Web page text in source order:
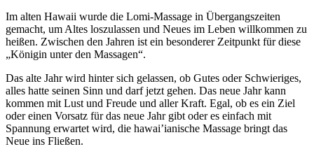
Im alten Hawaii wurde die Lomi-Massage in Übergangszeiten
gemacht, um Altes loszulassen und Neues im Leben willkommen zu
heißen. Zwischen den Jahren ist ein besonderer Zeitpunkt für diese
„Königin unter den Massagen“.
Das alte Jahr wird hinter sich gelassen, ob Gutes oder Schwieriges,
alles hatte seinen Sinn und darf jetzt gehen. Das neue Jahr kann
kommen mit Lust und Freude und aller Kraft. Egal, ob es ein Ziel
oder einen Vorsatz für das neue Jahr gibt oder es einfach mit
Spannung erwartet wird, die hawai’ianische Massage bringt das
Neue ins Fließen.